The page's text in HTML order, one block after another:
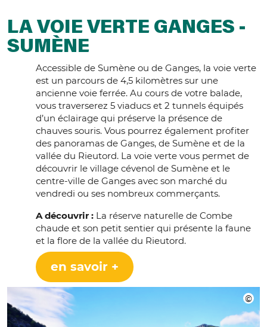
LA VOIE VERTE GANGES -
SUMÈNE
Accessible de Sumène ou de Ganges, la voie verte
est un parcours de 4,5 kilomètres sur une
ancienne voie ferrée. Au cours de votre balade,
vous traverserez 5 viaducs et 2 tunnels équipés
d’un éclairage qui préserve la présence de
chauves souris. Vous pourrez également profiter
des panoramas de Ganges, de Sumène et de la
vallée du Rieutord. La voie verte vous permet de
découvrir le village cévenol de Sumène et le
centre-ville de Ganges avec son marché du
vendredi ou ses nombreux commerçants.
A découvrir : La réserve naturelle de Combe
chaude et son petit sentier qui présente la faune
et la flore de la vallée du Rieutord.
en savoir +